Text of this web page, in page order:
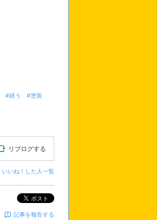
#繕う
#塗装
リブログする
いいね！した人一覧
ポスト
記事を報告する